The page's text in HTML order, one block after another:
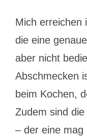
Mich erreichen
die eine
aber nicht
Abschmecken
beim Kochen,
Zudem sind
– der eine mag